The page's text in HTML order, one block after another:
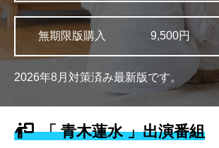
無期限版購入 9,500円
2026年8月対策済み最新版です。
「 青木蓮水 」出演番組